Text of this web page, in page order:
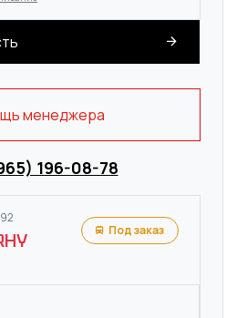
менеджера
196-08-78
Под заказ